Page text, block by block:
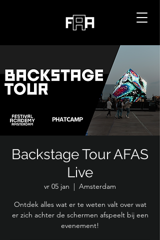
Backstage Tour AFAS
Live
vr 05 jan
  |
Amsterdam
Ontdek alles wat er te weten valt over wat
er zich achter de schermen afspeelt bij een
evenement!